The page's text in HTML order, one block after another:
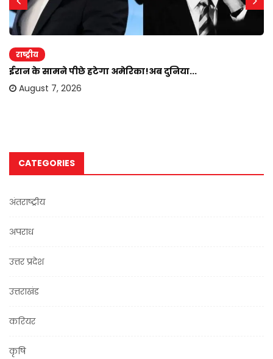
राष्ट्रीय
ईरान के सामने पीछे हटेगा अमेरिका!अब दुनिया...
August 7, 2026
CATEGORIES
अंतराष्ट्रीय
अपराध
उत्तर प्रदेश
उत्तराखंड
करियर
कृषि